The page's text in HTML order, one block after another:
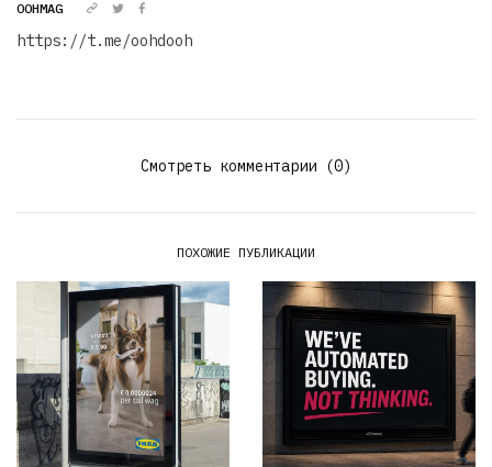
OOHMAG
https://t.me/oohdooh
Смотреть комментарии (0)
ПОХОЖИЕ ПУБЛИКАЦИИ